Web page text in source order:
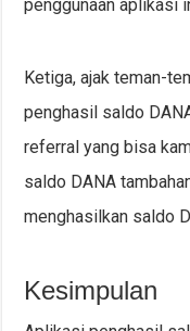
penggunaan aplikasi
Ketiga, ajak teman-
penghasil saldo
referral yang bisa
saldo DANA
menghasilkan saldo
Kesimpulan